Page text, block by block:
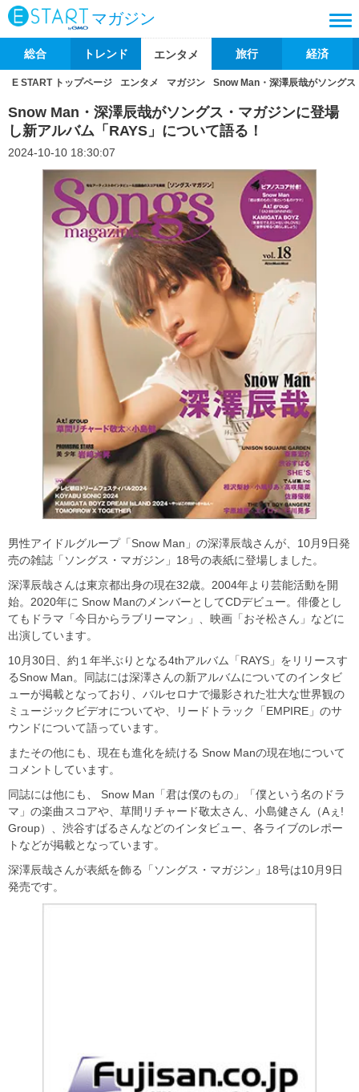
マガジン
総合 トレンド エンタメ 旅行 経済
E START トップページ エンタメ マガジン Snow Man・深澤辰哉がソング
Snow Man・深澤辰哉がソングス・マガジンに登場
し新アルバム「RAYS」について語る！
2024-10-10 18:30:07
男性アイドルグループ「Snow Man」の深澤辰哉さんが、10月9日発
売の雑誌「ソングス・マガジン」18号の表紙に登場しました。
深澤辰哉さんは東京都出身の現在32歳。2004年より芸能活動を開
始。2020年に Snow ManのメンバーとしてCDデビュー。俳優とし
てもドラマ「今日からラブリーマン」、映画「おそ松さん」などに
出演しています。
10月30日、約１年半ぶりとなる4thアルバム「RAYS」をリリースす
るSnow Man。同誌には深澤さんの新アルバムについてのインタビ
ューが掲載となっており、バルセロナで撮影された壮大な世界観の
ミュージックビデオについてや、リードトラック「EMPIRE」のサ
ウンドについて語っています。
またその他にも、現在も進化を続ける Snow Manの現在地について
コメントしています。
同誌には他にも、 Snow Man「君は僕のもの」「僕という名のドラ
マ」の楽曲スコアや、草間リチャード敬太さん、小島健さん（Aぇ!
Group）、渋谷すばるさんなどのインタビュー、各ライブのレポー
トなどが掲載となっています。
深澤辰哉さんが表紙を飾る「ソングス・マガジン」18号は10月9日
発売です。